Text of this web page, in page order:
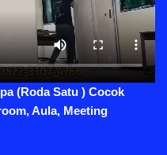
(Roda Satu ) Cocok
Aula, Meeting